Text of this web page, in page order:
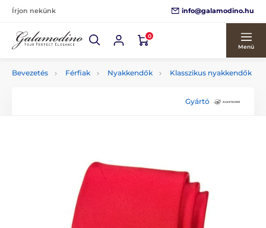
Írjon nekünk info@galamodino.hu
0
Menü
Bevezetés Férfiak Nyakkendők Klasszikus nyakkendők
Gyártó